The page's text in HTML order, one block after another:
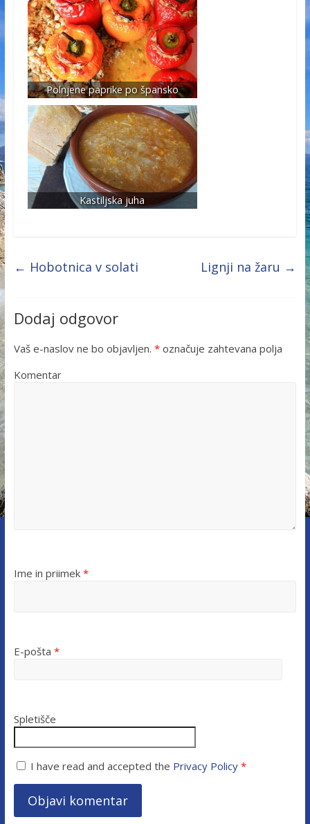
Polnjene paprike po špansko
Kastiljska juha
← Hobotnica v solati Lignji na žaru →
Dodaj odgovor
Vaš e-naslov ne bo objavljen. *označuje zahtevana polja
Komentar
Ime in priimek *
E-pošta *
Spletišče
I have read and accepted the Privacy Policy*